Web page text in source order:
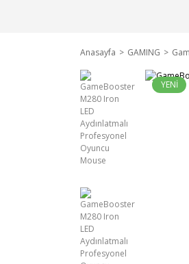
Anasayfa GAMING
YENİ